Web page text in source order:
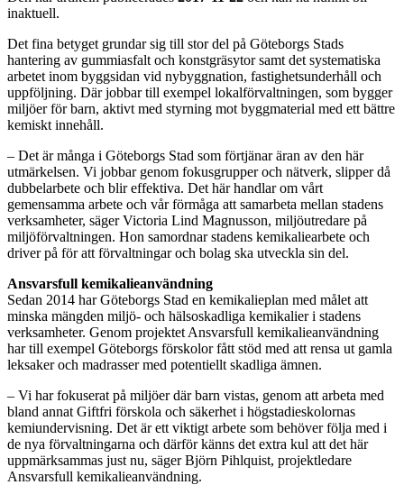
inaktuell.
Det fina betyget grundar sig till stor del på Göteborgs Stads
hantering av gummiasfalt och konstgräsytor samt det systematiska
arbetet inom byggsidan vid nybyggnation, fastighetsunderhåll och
uppföljning. Där jobbar till exempel lokalförvaltningen, som bygger
miljöer för barn, aktivt med styrning mot byggmaterial med ett bättre
kemiskt innehåll.
– Det är många i Göteborgs Stad som förtjänar äran av den här
utmärkelsen. Vi jobbar genom fokusgrupper och nätverk, slipper då
dubbelarbete och blir effektiva. Det här handlar om vårt
gemensamma arbete och vår förmåga att samarbeta mellan stadens
verksamheter, säger Victoria Lind Magnusson, miljöutredare på
miljöförvaltningen. Hon samordnar stadens kemikaliearbete och
driver på för att förvaltningar och bolag ska utveckla sin del.
Ansvarsfull kemikalieanvändning
Sedan 2014 har Göteborgs Stad en kemikalieplan med målet att
minska mängden miljö- och hälsoskadliga kemikalier i stadens
verksamheter. Genom projektet Ansvarsfull kemikalieanvändning
har till exempel Göteborgs förskolor fått stöd med att rensa ut gamla
leksaker och madrasser med potentiellt skadliga ämnen.
– Vi har fokuserat på miljöer där barn vistas, genom att arbeta med
bland annat Giftfri förskola och säkerhet i högstadieskolornas
kemiundervisning. Det är ett viktigt arbete som behöver följa med i
de nya förvaltningarna och därför känns det extra kul att det här
uppmärksammas just nu, säger Björn Pihlquist, projektledare
Ansvarsfull kemikalieanvändning.